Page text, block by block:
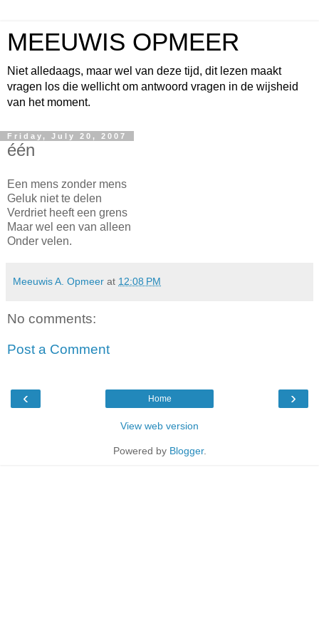
MEEUWIS OPMEER
Niet alledaags, maar wel van deze tijd, dit lezen maakt
vragen los die wellicht om antwoord vragen in de wijsheid
van het moment.
Friday, July 20, 2007
één
Een mens zonder mens
Geluk niet te delen
Verdriet heeft een grens
Maar wel een van alleen
Onder velen.
Meeuwis A. Opmeer at 12:08 PM
No comments:
Post a Comment
‹ ›
Home
View web version
Powered by Blogger.